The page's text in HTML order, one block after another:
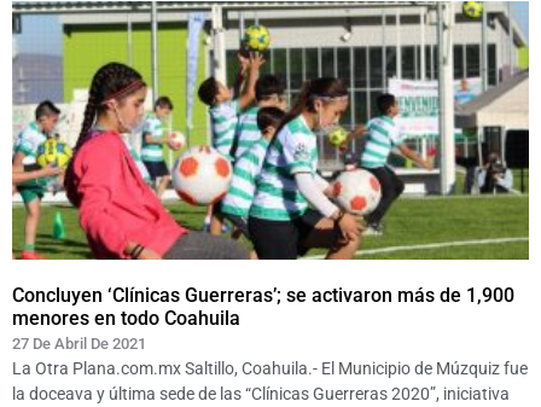
Concluyen ‘Clínicas Guerreras’; se activaron más de 1,900
menores en todo Coahuila
27 De Abril De 2021
La Otra Plana.com.mx Saltillo, Coahuila.- El Municipio de Múzquiz fue
la doceava y última sede de las “Clínicas Guerreras 2020”, iniciativa